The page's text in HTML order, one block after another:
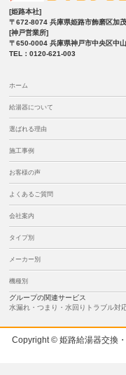
[姫路本社]
〒672-8074 兵庫県姫路市飾磨区加
[神戸営業所]
〒650-0004 兵庫県神戸市中央区中
TEL：0120-621-003
ホーム
給湯器について
選ばれる理由
施工事例
お客様の声
よくあるご質問
会社案内
タイプ別
メーカー別
機種別
グループの関連サービス
水漏れ・つまり・水回りトラブル対
Copyright © 姫路給湯器交換